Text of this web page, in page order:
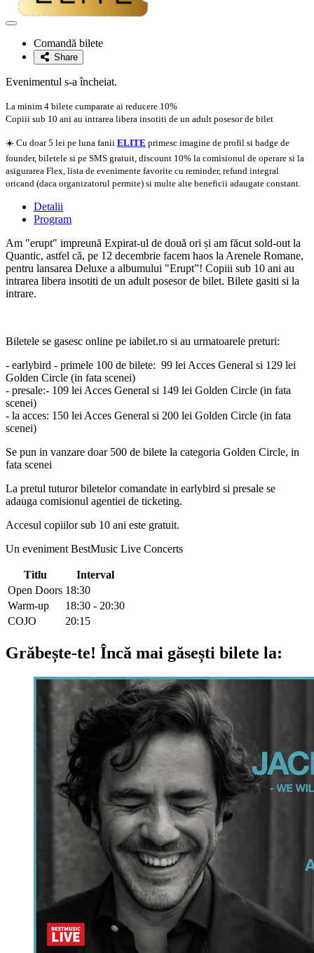
Adaugă
favoriteComandă bilete
Share
Evenimentul s-a încheiat.
La minim 4 bilete cumparate ai reducere 10%
Copiii sub 10 ani au intrarea libera insotiti de un adult posesor de bilet
☀️ Cu doar 5 lei pe luna fanii ELITE primesc imagine de profil si badge de
founder, biletele si pe SMS gratuit, discount 10% la comisionul de operare si la
asigurarea Flex, lista de evenimente favorite cu reminder, refund integral
oricand (daca organizatorul permite) si multe alte beneficii adaugate constant.
Detalii
Program
Am "erupt" impreună Expirat-ul de două ori și am făcut sold-out la
Quantic, astfel că, pe 12 decembrie facem haos la Arenele Romane,
pentru lansarea Deluxe a albumului "Erupt”! Copiii sub 10 ani au
intrarea libera insotiti de un adult posesor de bilet. Bilete gasiti si la
intrare.
Biletele se gasesc online pe iabilet.ro si au urmatoarele preturi:
- earlybird - primele 100 de bilete: 99 lei Acces General si 129 lei
Golden Circle (in fata scenei)
- presale:- 109 lei Acces General si 149 lei Golden Circle (in fata
scenei)
- la acces: 150 lei Acces General si 200 lei Golden Circle (in fata
scenei)
Se pun in vanzare doar 500 de bilete la categoria Golden Circle, in
fata scenei
La pretul tuturor biletelor comandate in earlybird si presale se
adauga comisionul agentiei de ticketing.
Accesul copiilor sub 10 ani este gratuit.
Un eveniment BestMusic Live Concerts
Titlu
Interval
Open Doors 18:30
Warm-up
18:30 - 20:30
COJO
20:15
Grăbește-te! Încă mai găsești bilete la: